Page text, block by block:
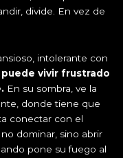
divide. En vez de
intolerante con
puede vivir frustrado
En su sombra, ve la
donde tiene que
conectar con el
dominar, sino abrir
pone su fuego al